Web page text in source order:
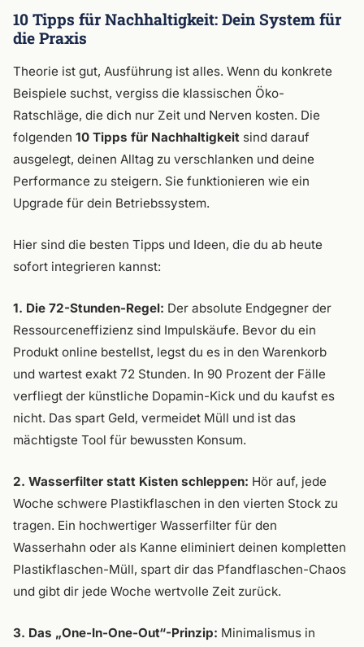
10 Tipps für Nachhaltigkeit: Dein System für
die Praxis
Theorie ist gut, Ausführung ist alles. Wenn du konkrete
Beispiele suchst, vergiss die klassischen Öko-
Ratschläge, die dich nur Zeit und Nerven kosten. Die
folgenden 10 Tipps für Nachhaltigkeit sind darauf
ausgelegt, deinen Alltag zu verschlanken und deine
Performance zu steigern. Sie funktionieren wie ein
Upgrade für dein Betriebssystem.
Hier sind die besten Tipps und Ideen, die du ab heute
sofort integrieren kannst:
1. Die 72-Stunden-Regel: Der absolute Endgegner der
Ressourceneffizienz sind Impulskäufe. Bevor du ein
Produkt online bestellst, legst du es in den Warenkorb
und wartest exakt 72 Stunden. In 90 Prozent der Fälle
verfliegt der künstliche Dopamin-Kick und du kaufst es
nicht. Das spart Geld, vermeidet Müll und ist das
mächtigste Tool für bewussten Konsum.
2. Wasserfilter statt Kisten schleppen: Hör auf, jede
Woche schwere Plastikflaschen in den vierten Stock zu
tragen. Ein hochwertiger Wasserfilter für den
Wasserhahn oder als Kanne eliminiert deinen kompletten
Plastikflaschen-Müll, spart dir das Pfandflaschen-Chaos
und gibt dir jede Woche wertvolle Zeit zurück.
3. Das „One-In-One-Out“-Prinzip: Minimalismus in